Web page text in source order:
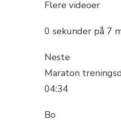
Flere videoer
0 sekunder på 7
Neste
Maraton
04:34
Bo